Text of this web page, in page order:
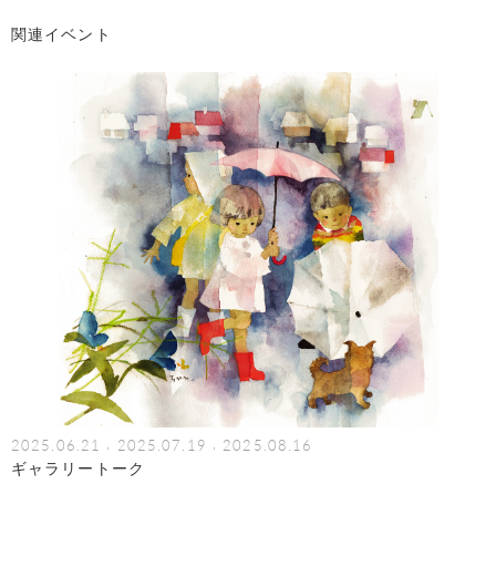
関連イベント
2025.06.21 , 2025.07.19 , 2025.08.16
ギャラリートーク